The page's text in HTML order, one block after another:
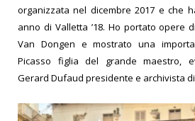
organizzata nel dicembre 2017 e che
anno di Valletta ’18. Ho portato opere
Van Dongen e mostrato una
Picasso figlia del grande maestro,
Gerard Dufaud presidente e archivista